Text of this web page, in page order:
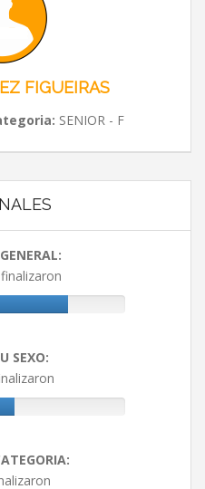
FIGUEIRAS
SENIOR - F
SEXO: